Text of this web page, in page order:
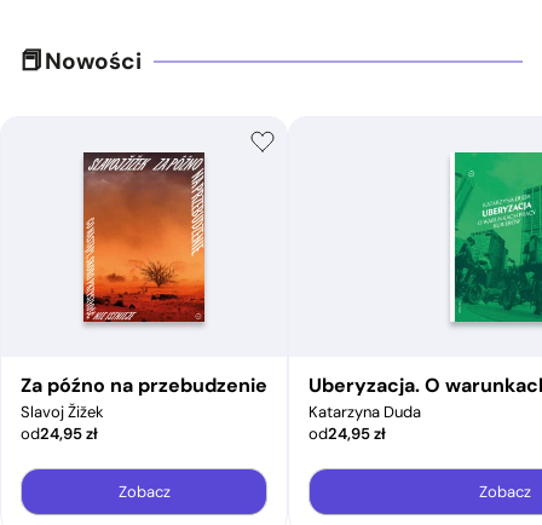
Nowości
Za późno na przebudzenie
Slavoj Žižek
od24,95zł
Zobacz
Uberyzacja. O
Katarzyna Duda
od24,95zł
Zobacz